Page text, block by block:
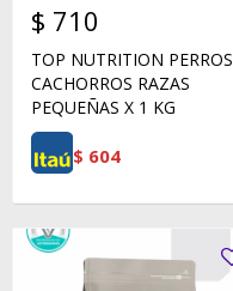
$ 710
TOP NUTRITION PERROS
CACHORROS RAZAS
PEQUEÑAS X 1 KG
$ 604